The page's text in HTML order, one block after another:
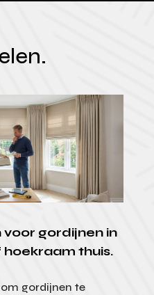
gordijnen in
hoekraam thuis.
gordijnen te